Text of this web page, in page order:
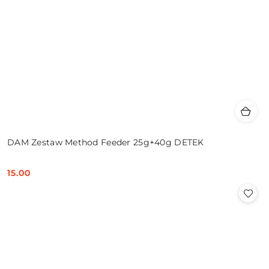
DAM Zestaw Method Feeder 25g+40g DETEK
Cena:
15.00